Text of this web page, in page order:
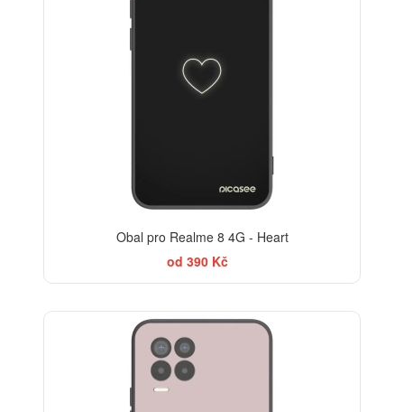
Obal pro Realme 8 4G - Heart
od 390 Kč